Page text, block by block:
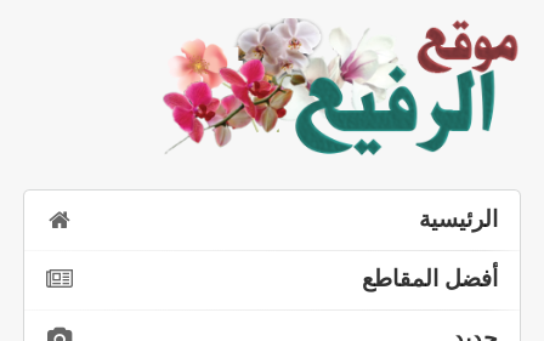
الرئيسية
أفضل المقاطع